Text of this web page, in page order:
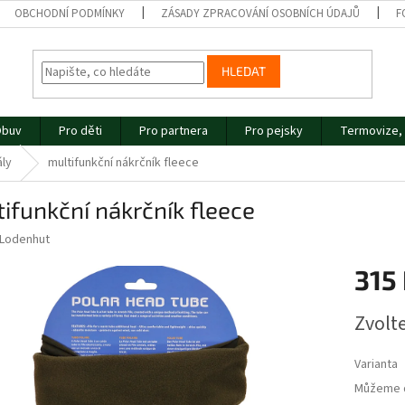
OBCHODNÍ PODMÍNKY ZÁSADY ZPRACOVÁNÍ OSOBNÍCH ÚDAJŮ
HLEDAT
Pro děti Pro partnera Pro pejsky
multifunkční nákrčník fleece
nákrčník fleece
Lodenhut
315
cena:
Varianta
Můžeme